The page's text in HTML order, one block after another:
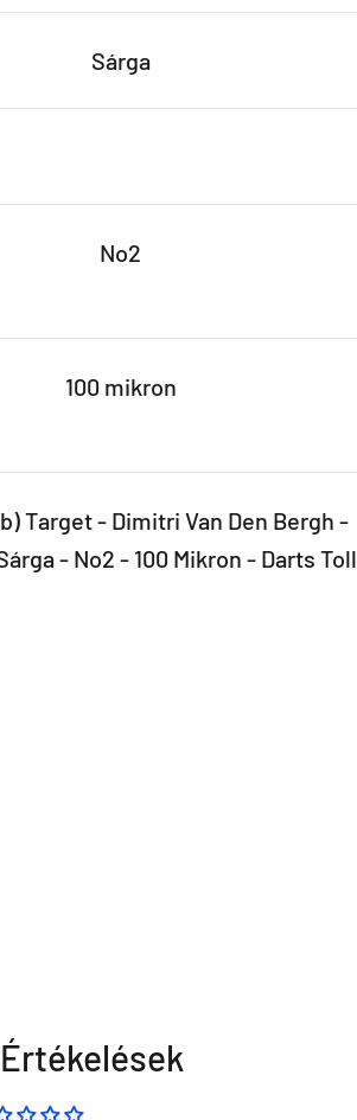
Sárga
No2
100 mikron
Target - Dimitri Van Den Bergh -
- No2 - 100 Mikron - Darts Toll